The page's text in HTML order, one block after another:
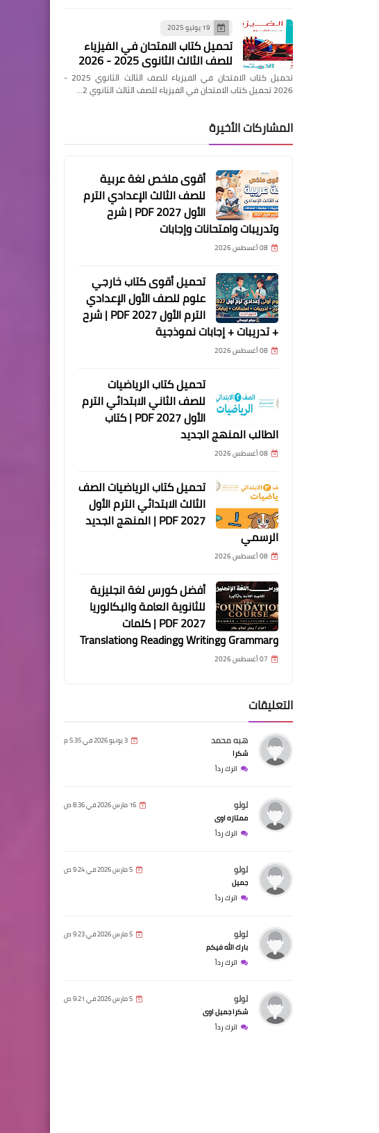
19 يوليو 2025
تحميل كتاب الامتحان في الفيزياء
للصف الثالث الثانوي 2025 - 2026
تحميل كتاب الامتحان في الفيزياء للصف الثالث الثانوي 2025 -
2026 تحميل كتاب الامتحان في الفيزياء للصف الثالث الثانوي 2…
المشاركات الأخيرة
أقوى ملخص لغة عربية
للصف الثالث الإعدادي الترم
الأول 2027 PDF | شرح
وتدريبات وامتحانات وإجابات
08 أغسطس 2026
تحميل أقوى كتاب خارجي
علوم للصف الأول الإعدادي
الترم الأول 2027 PDF | شرح
+ تدريبات + إجابات نموذجية
08 أغسطس 2026
تحميل كتاب الرياضيات
للصف الثاني الابتدائي الترم
الأول 2027 PDF | كتاب
الطالب المنهج الجديد
08 أغسطس 2026
تحميل كتاب الرياضيات الصف
الثالث الابتدائي الترم الأول
2027 PDF | المنهج الجديد
الرسمي
08 أغسطس 2026
أفضل كورس لغة انجليزية
للثانوية العامة والبكالوريا
2027 PDF | كلمات
وGrammar وWriting وReading وTranslation
07 أغسطس 2026
التعليقات
هبه محمد 3 يونيو 2026 في 5:35 م
شكرا
اترك رداً
لولو 16 مارس 2026 في 8:36 ص
ممتازه اوى
اترك رداً
لولو 5 مارس 2026 في 9:24 ص
جميل
اترك رداً
لولو 5 مارس 2026 في 9:23 ص
بارك الله فيكم
اترك رداً
لولو 5 مارس 2026 في 9:21 ص
شكرا جميل اوى
اترك رداً